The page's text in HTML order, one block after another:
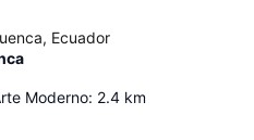
Ecuador
Moderno: 2.4 km